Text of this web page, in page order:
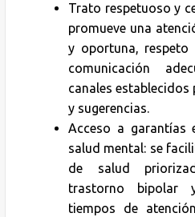
Trato respetuoso y
promueve una
y oportuna,
comunicación
canales
y sugerencias.
Acceso a garantías
salud mental: se
de salud
trastorno bipolar
tiempos de